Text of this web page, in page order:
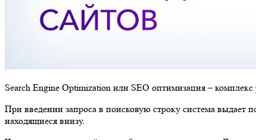
Search Engine Optimization или SEO оптимизация –
При введении запроса в поисковую строку система выдает
находящиеся внизу.